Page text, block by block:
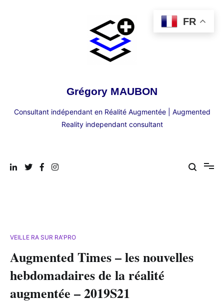
Grégory MAUBON
Consultant indépendant en Réalité Augmentée | Augmented
Reality independant consultant
VEILLE RA SUR RA'PRO
Augmented Times – les nouvelles
hebdomadaires de la réalité
augmentée – 2019S21
FR